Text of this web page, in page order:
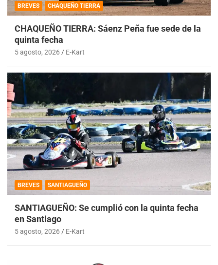
BREVES CHAQUEÑO TIERRA
CHAQUEÑO TIERRA: Sáenz Peña fue sede de la
quinta fecha
5 agosto, 2026 E-Kart
BREVES SANTIAGUEÑO
SANTIAGUEÑO: Se cumplió con la quinta fecha
en Santiago
5 agosto, 2026 E-Kart